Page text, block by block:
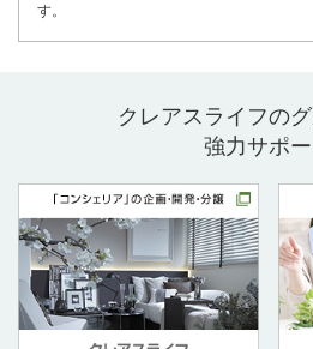
す。
クレアスライフの
強力サポー